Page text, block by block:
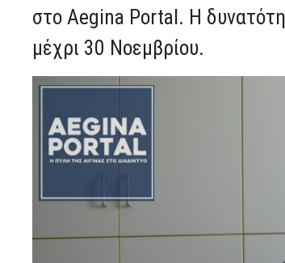
στο Aegina Portal. Η
μέχρι 30 Νοεμβρίου.